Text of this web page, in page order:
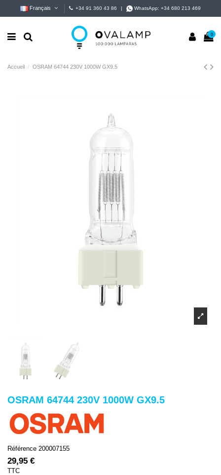
Français +34 91 360 43 86 WhatsApp:+34 680 213 469
0
Accueil OSRAM 64744 230V 1000W GX9.5
OSRAM 64744 230V 1000W GX9.5
Référence 200007155
29,95 €
TTC